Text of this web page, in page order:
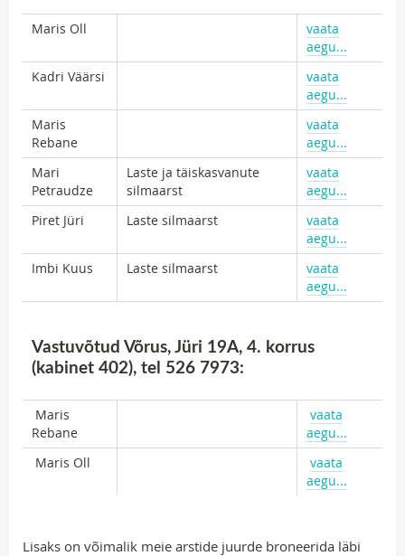
Maris Oll
vaata
aegu...
Kadri Väärsi
vaata
aegu...
Maris
Rebane
vaata
aegu...
Mari
Petraudze
Laste ja täiskasvanute
silmaarst
vaata
aegu...
Piret Jüri
Laste silmaarst
vaata
aegu...
Imbi Kuus
Laste silmaarst
vaata
aegu...
Vastuvõtud Võrus, Jüri 19A, 4. korrus
(kabinet 402), tel 526 7973:
Maris
Rebane
vaata
aegu...
Maris Oll
vaata
aegu...
Lisaks on võimalik meie arstide juurde broneerida läbi